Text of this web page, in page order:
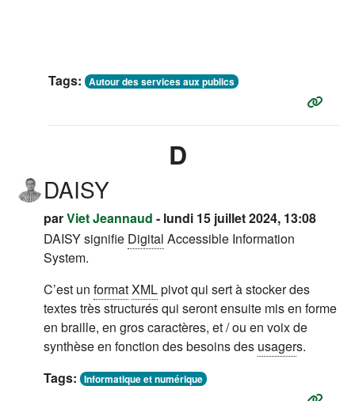
Tags: Autour des services aux publics
D
DAISY
parViet Jeannaud - lundi 15 juillet 2024, 13:08
DAISY signifie Digital Accessible Information
System.
C’est un formatXMLpivot qui sert à stocker des
textes très structurés qui seront ensuite mis en forme
en braille, en gros caractères, et / ou en voix de
synthèse en fonction des besoins des usagers.
Tags: Informatique et numérique